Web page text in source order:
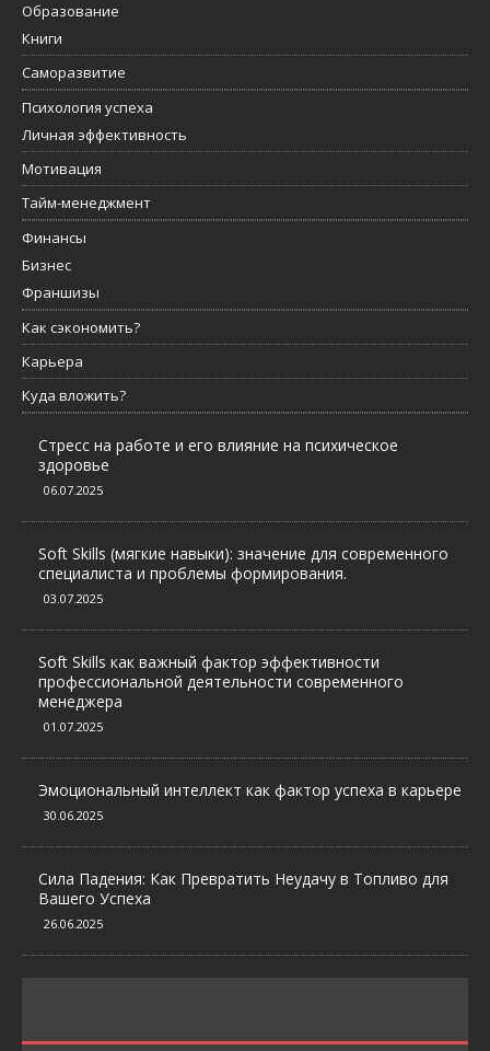
Образование
Книги
Саморазвитие
Психология успеха
Личная эффективность
Мотивация
Тайм-менеджмент
Финансы
Бизнес
Франшизы
Как сэкономить?
Карьера
Куда вложить?
Стресс на работе и его влияние на психическое
здоровье
06.07.2025
Soft Skills (мягкие навыки): значение для современного
специалиста и проблемы формирования.
03.07.2025
Soft Skills как важный фактор эффективности
профессиональной деятельности современного
менеджера
01.07.2025
Эмоциональный интеллект как фактор успеха в карьере
30.06.2025
Сила Падения: Как Превратить Неудачу в Топливо для
Вашего Успеха
26.06.2025